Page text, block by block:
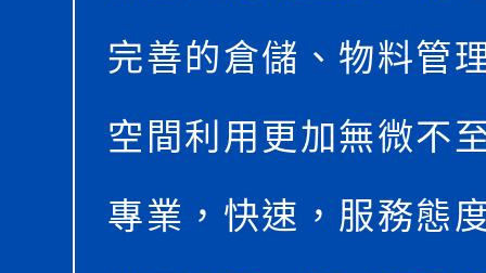
完善的倉儲、物料管
空間利用更加無微不
專業，快速，服務態